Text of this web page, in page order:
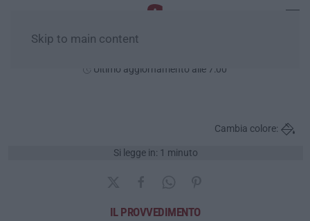
Skip to main content
Ultimo aggiornamento alle 7:00
Si legge in: 1 minuto
Cambia colore:
IL PROVVEDIMENTO